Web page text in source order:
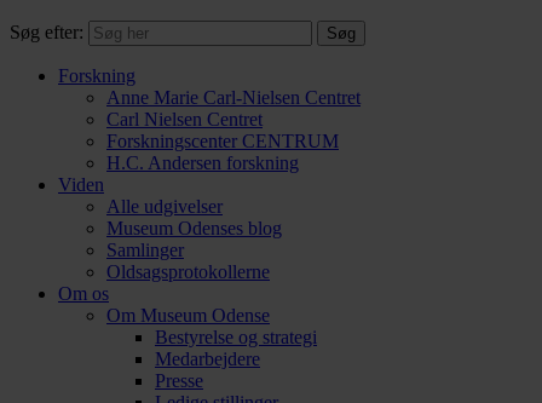
Søg efter:
Forskning
Anne Marie Carl-Nielsen Centret
Carl Nielsen Centret
Forsknings­center CENTRUM
H.C. Andersen forskning
Viden
Alle udgivelser
Museum Odenses blog
Samlinger
Oldsagsprotokollerne
Om os
Om Museum Odense
Bestyrelse og strategi
Medarbejdere
Presse